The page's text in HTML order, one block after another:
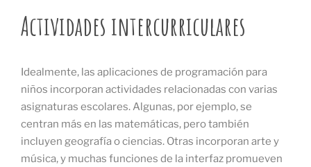
Actividades intercurriculares
Idealmente, las aplicaciones de programación para
niños incorporan actividades relacionadas con varias
asignaturas escolares. Algunas, por ejemplo, se
centran más en las matemáticas, pero también
incluyen geografía o ciencias. Otras incorporan arte y
música, y muchas funciones de la interfaz promueven